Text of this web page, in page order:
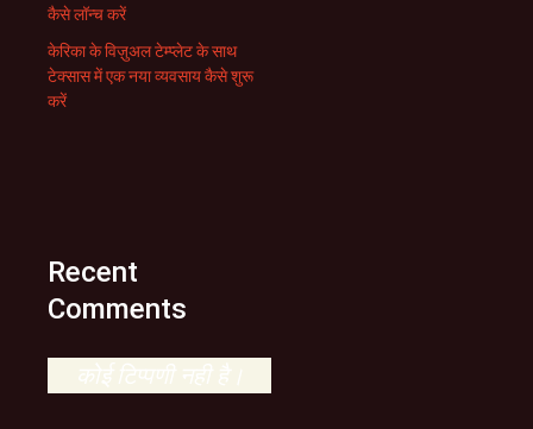
कैसे लॉन्च करें
केरिका के विज़ुअल टेम्प्लेट के साथ
टेक्सास में एक नया व्यवसाय कैसे शुरू
करें
Recent
Comments
कोई टिप्पणी नही है।